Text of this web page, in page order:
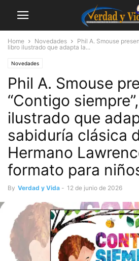
Home Novedades
Phil A. Smouse
libro ilustrado que adapta la...
Novedades
Phil A. Smouse
“Contigo
ilustrado que
sabiduría clásica
Hermano
formato para
By Verdad y Vida - 12 de junio de 2026